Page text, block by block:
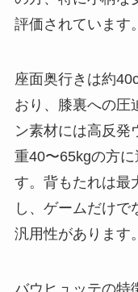
評価されています。
座面奥行きは約
おり、膝裏への圧
ン素材には高反発
重40〜65kgの方
す。背もたれは最
し、ゲームだけで
汎用性があります。
バウヒュッテの特